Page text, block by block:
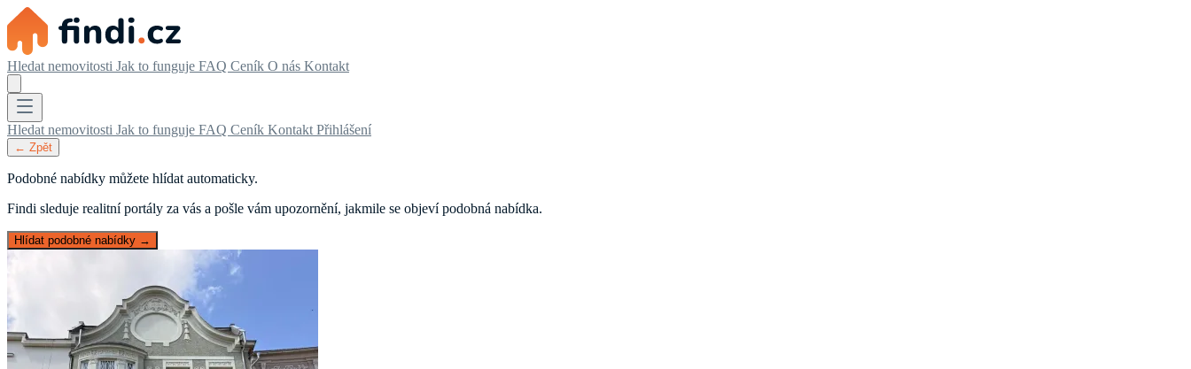
Hledat nemovitosti Jak to funguje FAQ Ceník O nás Kontakt
Hledat nemovitosti Jak to funguje FAQ Ceník Kontakt Přihlášení
← Zpět
Podobné nabídky můžete hlídat automaticky.
Findi sleduje realitní portály za vás a pošle vám upozornění, jakmile se objeví podobná nabídka.
Hlídat podobné nabídky →